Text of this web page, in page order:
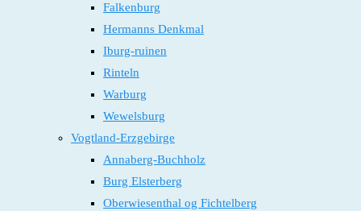
Falkenburg
Hermanns Denkmal
Iburg-ruinen
Rinteln
Warburg
Wewelsburg
Vogtland-Erzgebirge
Annaberg-Buchholz
Burg Elsterberg
Oberwiesenthal og Fichtelberg